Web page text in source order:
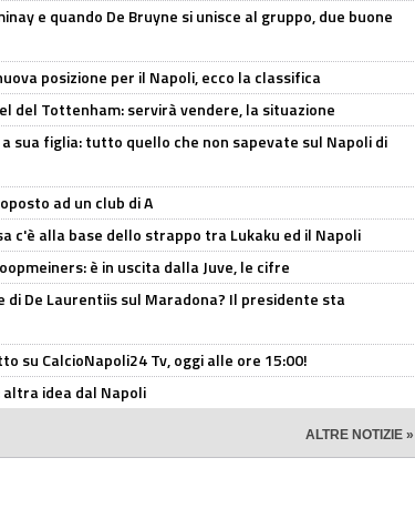
e quando De Bruyne si unisce al gruppo, due buone
posizione per il Napoli, ecco la classifica
del Tottenham: servirà vendere, la situazione
sua figlia: tutto quello che non sapevate sul Napoli di
ad un club di A
c'è alla base dello strappo tra Lukaku ed il Napoli
è in uscita dalla Juve, le cifre
di De Laurentiis sul Maradona? Il presidente sta
su CalcioNapoli24 Tv, oggi alle ore 15:00!
altra idea dal Napoli
ALTRE NOTIZIE »